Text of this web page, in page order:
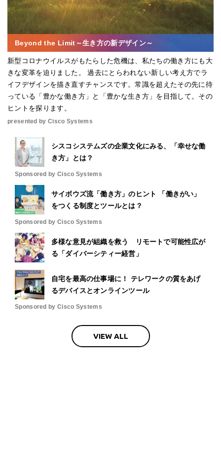
Beyond the Limit～生き方の新デザイン～
新型コロナウイルスがもたらした危機は、私たちの働き方にも大
きな変革を迫りました。 過去にとらわれない新しい考え方でラ
イフデザインを描き直すチャンスです。常識を超えたその先に待
っている「豊かな働き方」と「豊かな生き方」を目指して。その
ヒントを探ります。
presented by Cisco Systems
シスコシステムズの企業文化にみる、「幸せな働
き方」とは？
Sponsored by Cisco Systems
サイボウズ流「働き方」のヒント 「働きがい」
をつくる制度とツールとは？
Sponsored by Cisco Systems
多様な意見が組織を救う リモートで可能性広が
る「ダイバーシティー経営」
自宅を最高の仕事場に！ テレワークの質をあげ
るデバイスとオンラインツール
Sponsored by Cisco Systems
VIEW ALL